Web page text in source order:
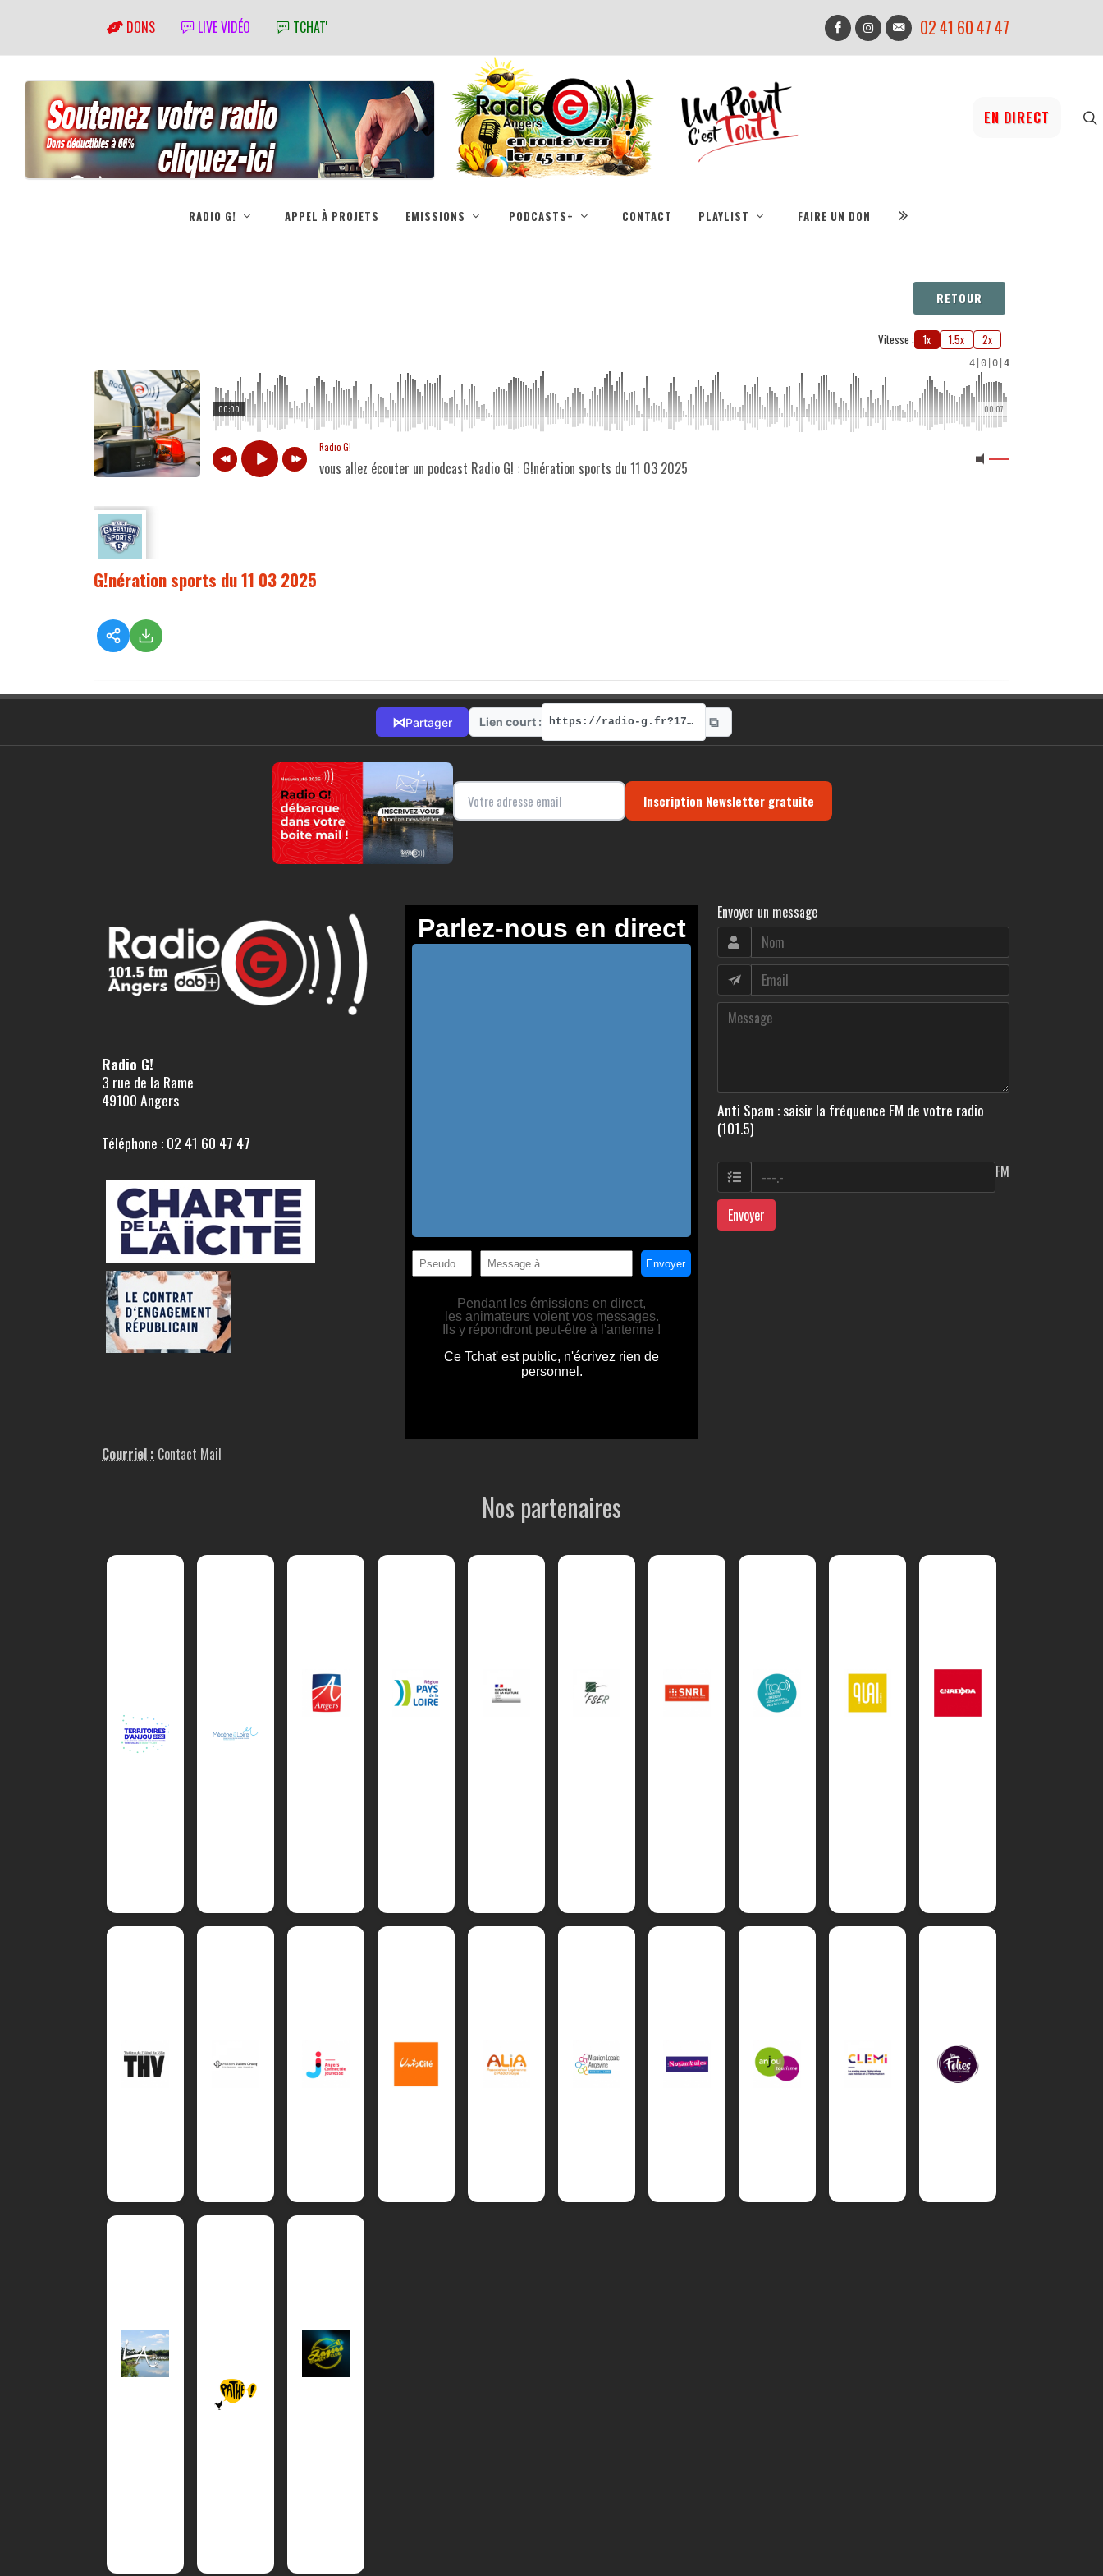
DONS LIVE VIDÉO TCHAT' 02 41 60 47 47
EN DIRECT
RADIO G! APPEL À PROJETS EMISSIONS PODCASTS+ CONTACT PLAYLIST FAIRE UN DON
RETOUR
Vitesse : 1x 1.5x 2x
4 0 0 4
00:07
00:00
Radio G!
vous allez écouter un podcast Radio G! : G!nération sports du 11 03 2025
G!nération sports du 11 03 2025
⋈Partager Lien court : https://radio-g.fr?17107 ⧉
Inscription Newsletter gratuite
Radio G!
3 rue de la Rame
49100 Angers
Téléphone : 02 41 60 47 47
Courriel : Contact Mail
Envoyer un message
Anti Spam : saisir la fréquence FM de votre radio
(101.5)
FM
Envoyer
Nos partenaires